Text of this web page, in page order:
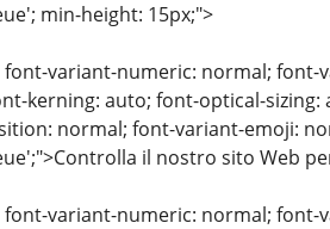
min-height: 15px;">
font-variant-numeric: normal;
kerning: auto; font-optical-
normal; font-variant-emoji:
il nostro sito Web
font-variant-numeric: normal;